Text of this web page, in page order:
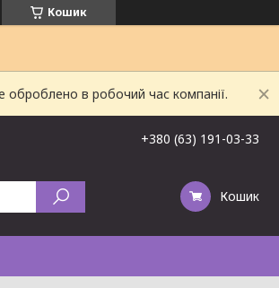
Кошик
в робочий час компанії.
+380 (63) 191-03-33
Кошик